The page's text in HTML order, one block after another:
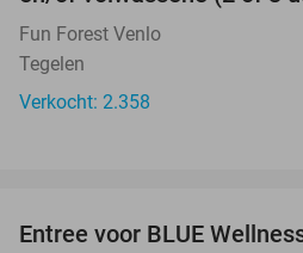
Fun Forest Venlo
Tegelen
Verkocht: 2.358
Entree voor BLUE